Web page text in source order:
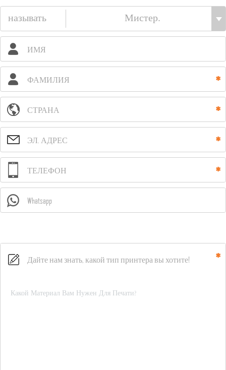
называть
ИМЯ
ФАМИЛИЯ
СТРАНА
ЭЛ. АДРЕС
ТЕЛЕФОН
Whatsapp
Дайте нам знать, какой тип принтера вы хотите!